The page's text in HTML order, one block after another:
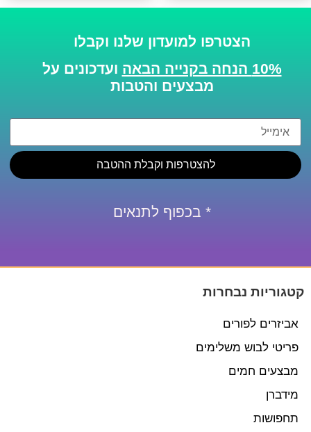
הצטרפו למועדון שלנו וקבלו
10% הנחה בקנייה הבאה
ועדכונים על
מבצעים והטבות
להצטרפות וקבלת ההטבה
* בכפוף לתנאים
קטגוריות נבחרות
אביזרים לפורים
פריטי לבוש משלימים
מבצעים חמים
מידברן
תחפושות